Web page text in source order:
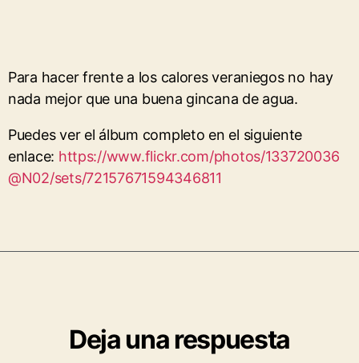
Para hacer frente a los calores veraniegos no hay
nada mejor que una buena gincana de agua.
Puedes ver el álbum completo en el siguiente
enlace: https://www.flickr.com/photos/133720036
@N02/sets/72157671594346811
Deja una respuesta